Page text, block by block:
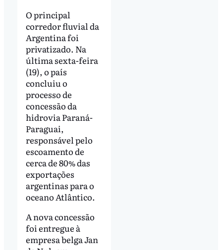
O principal
corredor fluvial da
Argentina foi
privatizado. Na
última sexta-feira
(19), o país
concluiu o
processo de
concessão da
hidrovia Paraná-
Paraguai,
responsável pelo
escoamento de
cerca de 80% das
exportações
argentinas para o
oceano Atlântico.
A nova concessão
foi entregue à
empresa belga Jan